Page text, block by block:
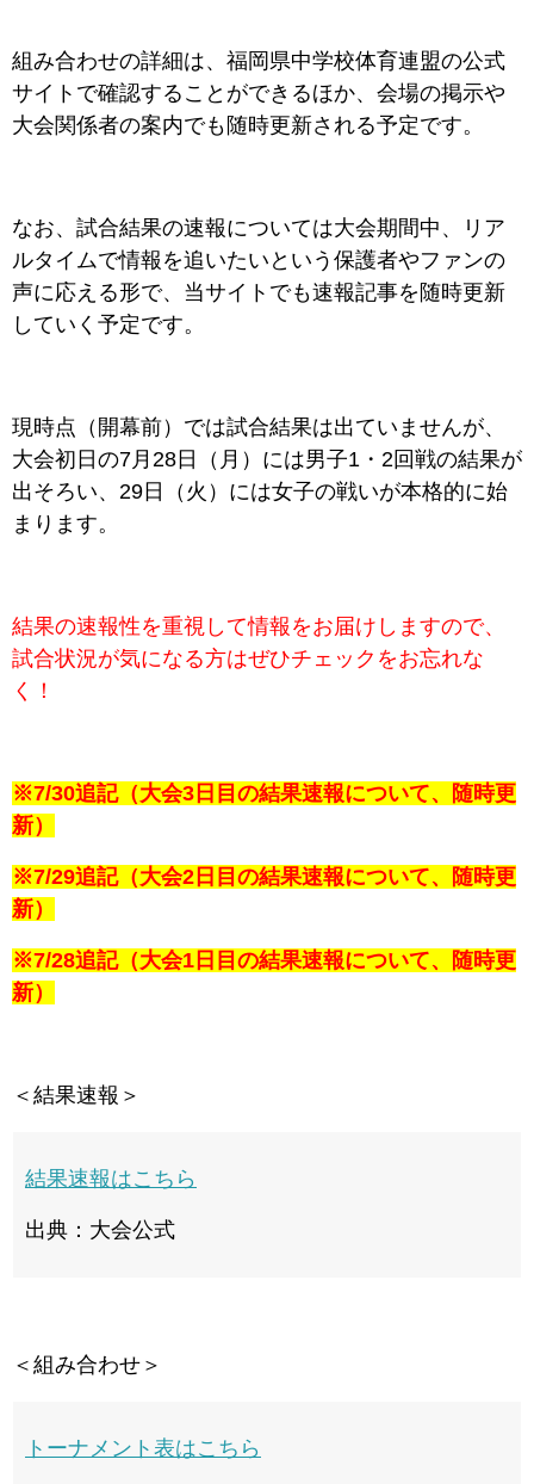
組み合わせの詳細は、福岡県中学校体育連盟の公式
サイトで確認することができるほか、会場の掲示や
大会関係者の案内でも随時更新される予定です。
なお、試合結果の速報については大会期間中、リア
ルタイムで情報を追いたいという保護者やファンの
声に応える形で、当サイトでも速報記事を随時更新
していく予定です。
現時点（開幕前）では試合結果は出ていませんが、
大会初日の7月28日（月）には男子1・2回戦の結果が
出そろい、29日（火）には女子の戦いが本格的に始
まります。
結果の速報性を重視して情報をお届けしますので、
試合状況が気になる方はぜひチェックをお忘れな
く！
※7/30追記（大会3日目の結果速報について、随時更
新）
※7/29追記（大会2日目の結果速報について、随時更
新）
※7/28追記（大会1日目の結果速報について、随時更
新）
＜結果速報＞
結果速報はこちら
出典：大会公式
＜組み合わせ＞
トーナメント表はこちら